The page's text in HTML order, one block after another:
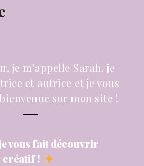
je m'appelle Sarah, je
et autrice et je vous
sur mon site !
vous fait découvrir
créatif !